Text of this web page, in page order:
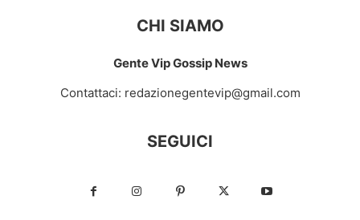
CHI SIAMO
Gente Vip Gossip News
Contattaci: redazionegentevip@gmail.com
SEGUICI